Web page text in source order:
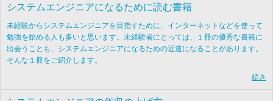
システムエンジニアになるために読む書籍
未経験からシステムエンジニアを目指すために、インターネットなどを使って
勉強を始める人も多いと思います。未経験者にとっては、１冊の優秀な書籍に
出会うことも、システムエンジニアになるための近道になることがあります。
そんな１冊をご紹介します。
続き